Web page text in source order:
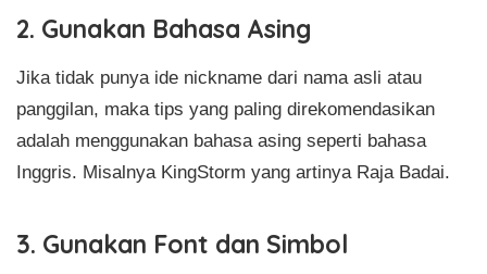
2. Gunakan Bahasa Asing
Jika tidak punya ide nickname dari nama asli atau
panggilan, maka tips yang paling direkomendasikan
adalah menggunakan bahasa asing seperti bahasa
Inggris. Misalnya KingStorm yang artinya Raja Badai.
3. Gunakan Font dan Simbol